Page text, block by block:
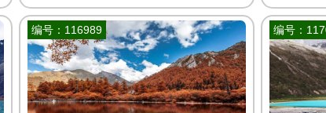
编号：116989 编号：